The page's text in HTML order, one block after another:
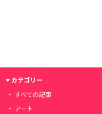
カテゴリー
すべての記事
アート